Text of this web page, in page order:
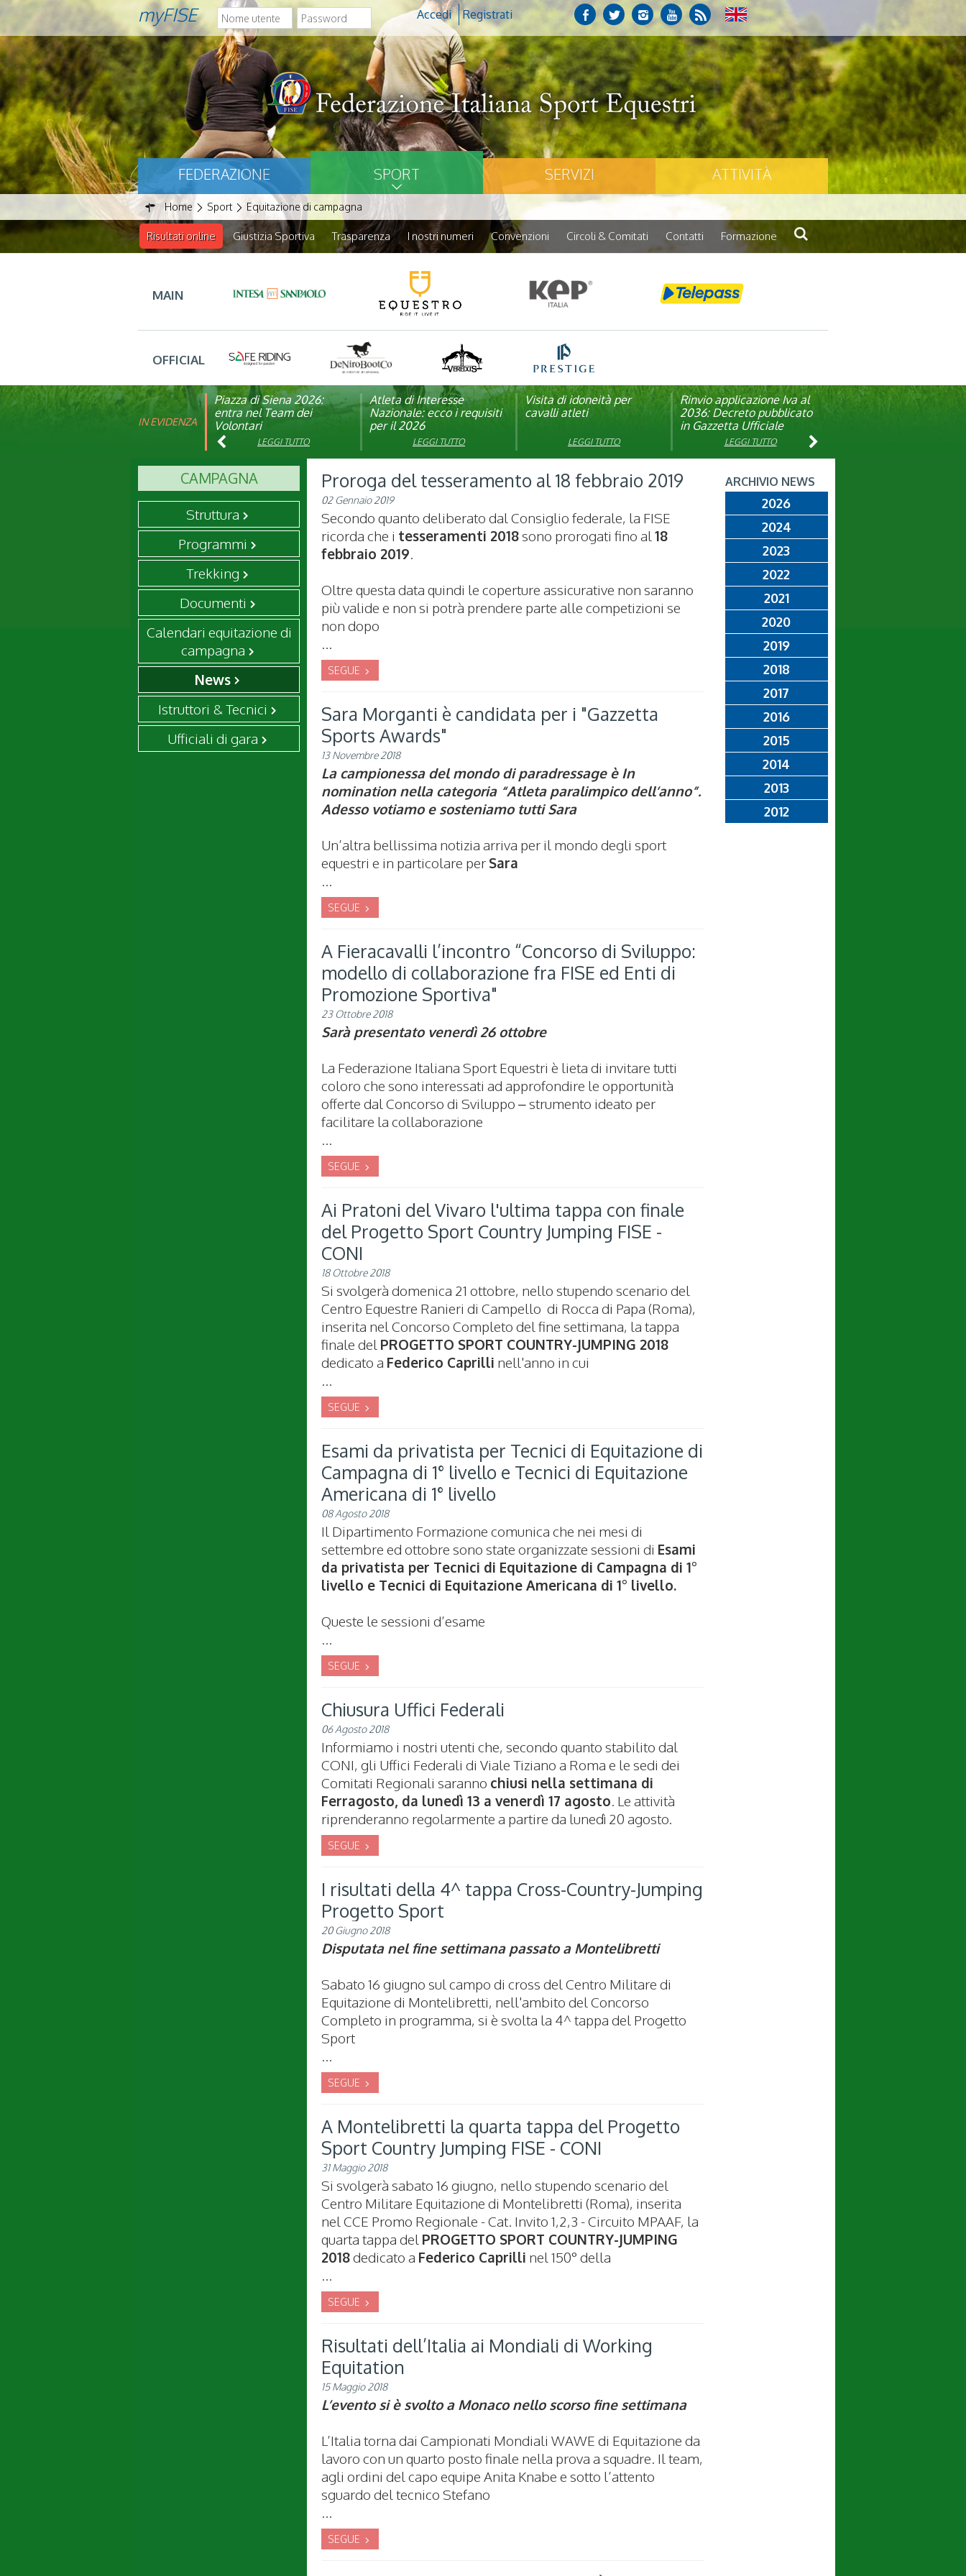
myFISE Accedi Registrati
FEDERAZIONE SPORT SERVIZI ATTIVITÀ
Home Sport Equitazione di campagna
Risultati online Giustizia Sportiva Trasparenza I nostri numeri Convenzioni Circoli & Comitati Contatti Formazione
MAIN
OFFICIAL
IN EVIDENZA
Piazza di Siena 2026:
entra nel Team dei
Volontari
LEGGI TUTTO
Atleta di Interesse
Nazionale: ecco i requisiti
per il 2026
LEGGI TUTTO
Visita di idoneità per
cavalli atleti
LEGGI TUTTO
Rinvio applicazione Iva al
2036: Decreto pubblicato
in Gazzetta Ufficiale
LEGGI TUTTO
FISE: aperta la Campagna
affiliazione 2026
LEGGI TUTTO
Natale con la FISE: al via
la nona edizione
dell’iniziativa solidale della
Federazione Italiana Sport
LEGGI TUTTO
Studente Atleta di alto
livello: pubblicato il bando
2025/2026LEGGI TUTTO
Visita veterinaria annuale
LEGGI TUTTO
CAMPAGNA
Struttura
Programmi
Trekking
Documenti
Calendari equitazione di
campagna
News
Istruttori & Tecnici
Ufficiali di gara
Proroga del tesseramento al 18 febbraio 2019
02 Gennaio 2019
Secondo quanto deliberato dal Consiglio federale, la FISE
ricorda che i tesseramenti 2018sono prorogati fino al 18
febbraio 2019.
Oltre questa data quindi le coperture assicurative non saranno
più valide e non si potrà prendere parte alle competizioni se
non dopo
...
SEGUE
Sara Morganti è candidata per i "Gazzetta
Sports Awards"
13 Novembre 2018
La campionessa del mondo di paradressage è In
nomination nella categoria “Atleta paralimpico dell’anno”.
Adesso votiamo e sosteniamo tutti Sara
Un’altra bellissima notizia arriva per il mondo degli sport
equestri e in particolare per Sara
...
SEGUE
A Fieracavalli l’incontro “Concorso di Sviluppo:
modello di collaborazione fra FISE ed Enti di
Promozione Sportiva"
23 Ottobre 2018
Sarà presentato venerdì 26 ottobre
La Federazione Italiana Sport Equestri è lieta di invitare tutti
coloro che sono interessati ad approfondire le opportunità
offerte dal Concorso di Sviluppo – strumento ideato per
facilitare la collaborazione
...
SEGUE
Ai Pratoni del Vivaro l'ultima tappa con finale
del Progetto Sport Country Jumping FISE -
CONI
18 Ottobre 2018
Si svolgerà domenica 21 ottobre, nello stupendo scenario del
Centro Equestre Ranieri di Campello di Rocca di Papa (Roma),
inserita nel Concorso Completo del fine settimana, la tappa
finale del PROGETTO SPORT COUNTRY-JUMPING 2018
dedicato a Federico Caprilli nell'anno in cui
...
SEGUE
Esami da privatista per Tecnici di Equitazione di
Campagna di 1° livello e Tecnici di Equitazione
Americana di 1° livello
08 Agosto 2018
Il Dipartimento Formazione comunica che nei mesi di
settembre ed ottobre sono state organizzate sessioni di Esami
da privatista per Tecnici di Equitazione di Campagna di 1°
livello e Tecnici di Equitazione Americana di 1° livello.
Queste le sessioni d’esame
...
SEGUE
Chiusura Uffici Federali
06 Agosto 2018
Informiamo i nostri utenti che, secondo quanto stabilito dal
CONI, gli Uffici Federali di Viale Tiziano a Roma e le sedi dei
Comitati Regionali saranno chiusi nella settimana di
Ferragosto, da lunedì 13 a venerdì 17 agosto. Le attività
riprenderanno regolarmente a partire da lunedì 20 agosto.
SEGUE
I risultati della 4^ tappa Cross-Country-Jumping
Progetto Sport
20 Giugno 2018
Disputata nel fine settimana passato a Montelibretti
Sabato 16 giugno sul campo di cross del Centro Militare di
Equitazione di Montelibretti, nell'ambito del Concorso
Completo in programma, si è svolta la 4^ tappa del Progetto
Sport
...
SEGUE
A Montelibretti la quarta tappa del Progetto
Sport Country Jumping FISE - CONI
31 Maggio 2018
Si svolgerà sabato 16 giugno, nello stupendo scenario del
Centro Militare Equitazione di Montelibretti (Roma), inserita
nel CCE Promo Regionale - Cat. Invito 1,2,3 - Circuito MPAAF, la
quarta tappa del PROGETTO SPORT COUNTRY-JUMPING
2018dedicato a Federico Caprilli nel 150° della
...
SEGUE
Risultati dell’Italia ai Mondiali di Working
Equitation
15 Maggio 2018
L’evento si è svolto a Monaco nello scorso fine settimana
L’Italia torna dai Campionati Mondiali WAWE di Equitazione da
lavoro con un quarto posto finale nella prova a squadre. Il team,
agli ordini del capo equipe Anita Knabe e sotto l’attento
sguardo del tecnico Stefano
...
SEGUE
ARCHIVIO NEWS
2026
2024
2023
2022
2021
2020
2019
2018
2017
2016
2015
2014
2013
2012